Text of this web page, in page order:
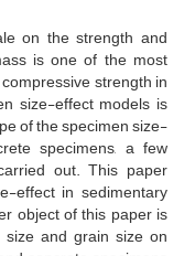
on the strength and
is one of the most
strength in
size-effect models is
of the specimen size-
specimens, a few
out. This paper
effect in sedimentary
object of this paper is
and grain size on